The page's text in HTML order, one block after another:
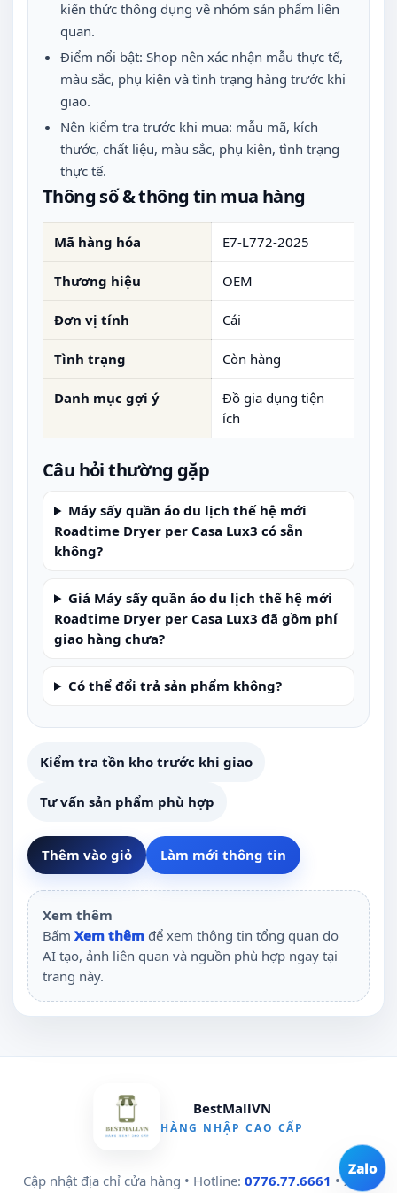
kiến thức thông dụng về nhóm sản phẩm liên
quan.
Điểm nổi bật: Shop nên xác nhận mẫu thực tế,
màu sắc, phụ kiện và tình trạng hàng trước khi
giao.
Nên kiểm tra trước khi mua: mẫu mã, kích
thước, chất liệu, màu sắc, phụ kiện, tình trạng
thực tế.
Thông số & thông tin mua hàng
Mã hàng hóa E7-L772-2025
Thương hiệu OEM
Đơn vị tính Cái
Tình trạng Còn hàng
Danh mục gợi ý
Đồ gia dụng tiện
ích
Câu hỏi thường gặp
Máy sấy quần áo du lịch thế hệ mới
Roadtime Dryer per Casa Lux3 có sẵn
không?
Giá Máy sấy quần áo du lịch thế hệ mới
Roadtime Dryer per Casa Lux3 đã gồm phí
giao hàng chưa?
Có thể đổi trả sản phẩm không?
Kiểm tra tồn kho trước khi giao
Tư vấn sản phẩm phù hợp
Thêm vào giỏ Làm mới thông tin
Xem thêm
Bấm Xem thêm để xem thông tin tổng quan do
AI tạo, ảnh liên quan và nguồn phù hợp ngay tại
trang này.
Zalo
BestMallVN
HÀNG NHẬP CAO CẤP
Cập nhật địa chỉ cửa hàng • Hotline: 0776.77.6661 • Zalo: